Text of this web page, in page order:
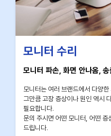
모니터 수리
모니터 파손, 화면 안나옴,
모니터는 여러 브랜드에서 다양
그만큼 고장 증상이나 원인 역시
필요합니다.
문의 주시면 어떤 모니터, 어떤
드립니다.